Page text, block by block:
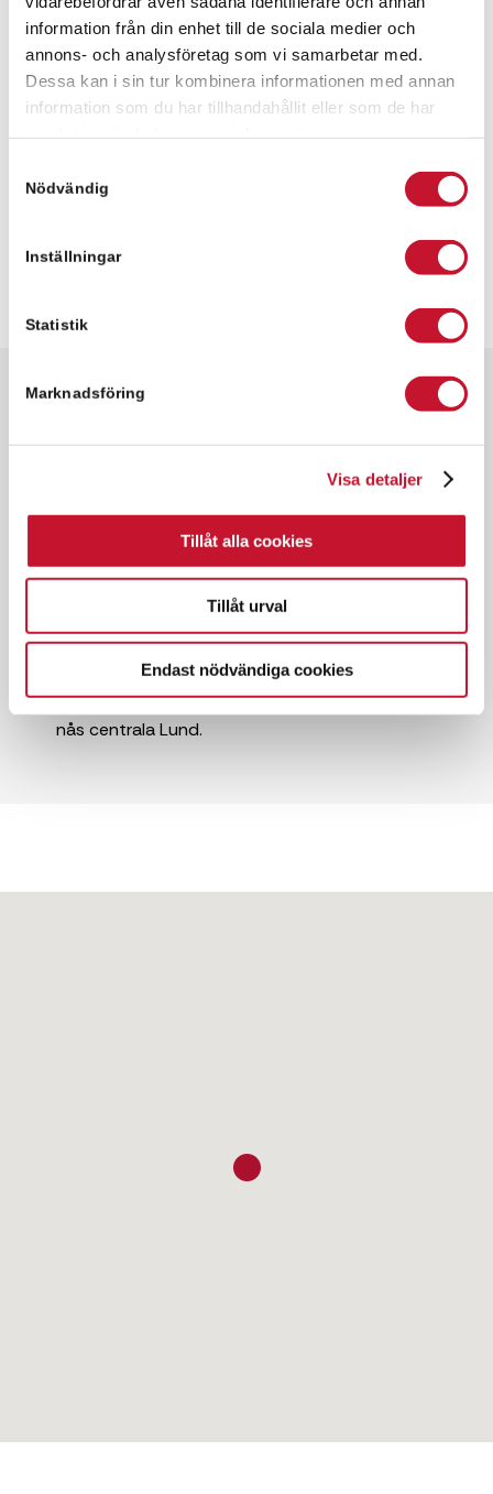
information från din enhet till de sociala medier och
annons- och analysföretag som vi samarbetar med.
Dessa kan i sin tur kombinera informationen med annan
information som du har tillhandahållit eller som de har
Nödvändig
Inställningar
Statistik
Marknadsföring
Visa detaljer
Tillåt alla cookies
Tillåt urval
Endast nödvändiga cookies
Meddelande
Snabbfakta
✓ Hyresrätt
✓ Goda kommunikationer
Området Gastelyckan är ett ständigt
sydöstra Lund. Området är idag lika stort som
Lunds stadskärna. På fem minuters bilavstånd
nås centrala Lund.